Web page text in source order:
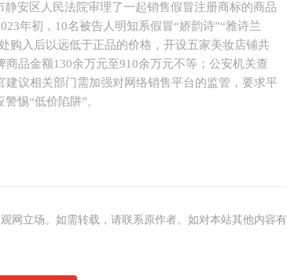
安区人民法院审理了一起销售假冒注册商标的商品
年初，10名被告人明知系假冒“娇韵诗”“雅诗兰
购入后以远低于正品的价格，开设五家美妆店铺共
品金额130余万元至910余万元不等；公安机关查
议相关部门需加强对网络销售平台的监管，要求平
惕“低价陷阱”。
网立场。如需转载，请联系原作者。如对本站其他内容有